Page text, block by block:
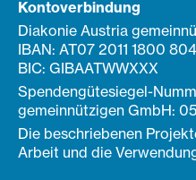
Kontoverbindung
Diakonie Austria
IBAN: AT07 2011 1800
BIC: GIBAATWWXXX
Spendengütesiegel-
gemeinnützigen GmbH:
Die beschriebenen
Arbeit und die